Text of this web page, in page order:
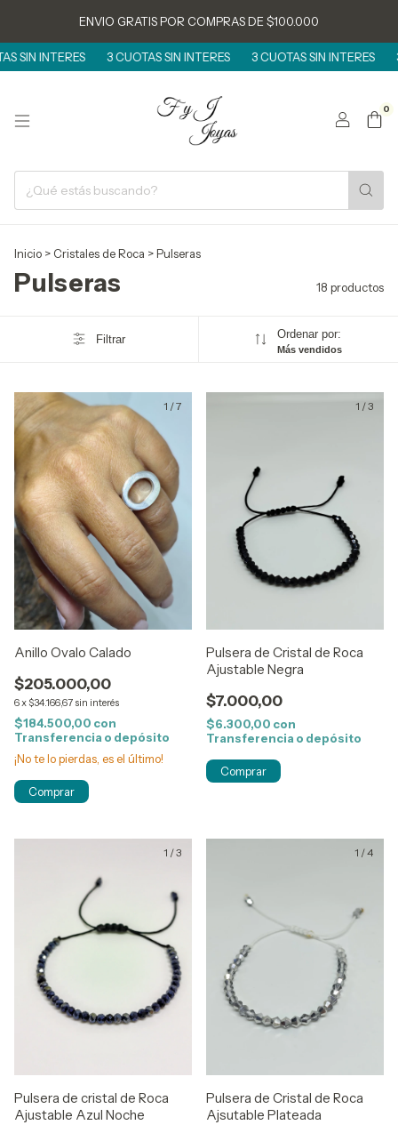
ENVIO GRATIS POR COMPRAS DE $100.000
3 CUOTAS SIN INTERES 3 CUOTAS SIN INTERES 3
0
Inicio > Cristales de Roca >Pulseras
Pulseras 18 productos
Filtrar Ordenar por:
Más vendidos
1 /7
Anillo Ovalo Calado
$205.000,00
6 x$34.166,67 sin interés
$184.500,00 con
Transferencia o depósito
¡No te lo pierdas, es el último!
Comprar
1 /3
Pulsera de Cristal de Roca
Ajustable Negra
$7.000,00
$6.300,00 con
Transferencia o depósito
1 /3
Pulsera de cristal de Roca
Ajustable Azul Noche
1 /4
Pulsera de Cristal de Roca
Ajsutable Plateada